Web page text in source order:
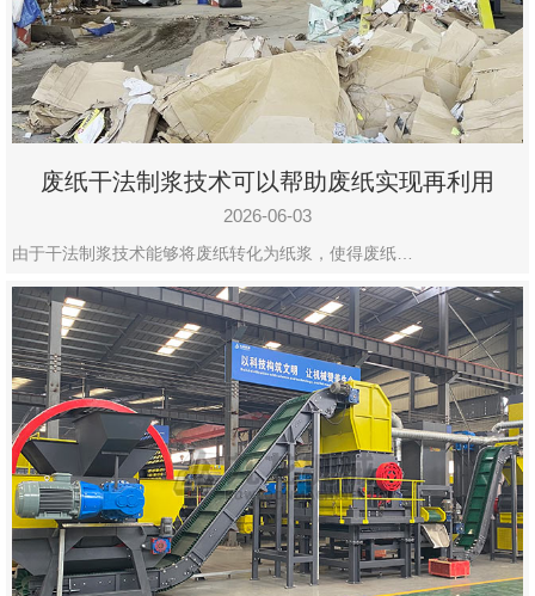
废纸干法制浆技术可以帮助废纸实现再利用
2026-06-03
由于干法制浆技术能够将废纸转化为纸浆，使得废纸…